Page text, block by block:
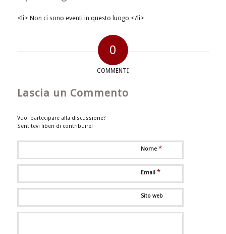
<li> Non ci sono eventi in questo luogo </li>
0
COMMENTI
Lascia un Commento
Vuoi partecipare alla discussione?
Sentitevi liberi di contribuire!
Nome *
Email *
Sito web